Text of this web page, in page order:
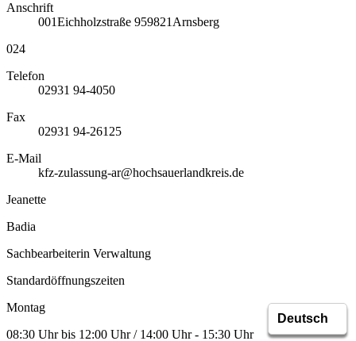
Anschrift
001Eichholzstraße 959821 Arnsberg
024
Telefon
02931 94-4050
Fax
02931 94-26125
E-Mail
kfz-zulassung-ar@hochsauerlandkreis.de
Jeanette
Badia
Sachbearbeiterin Verwaltung
Standardöffnungszeiten
Montag
08:30 Uhr bis 12:00 Uhr / 14:00 Uhr - 15:30 Uhr